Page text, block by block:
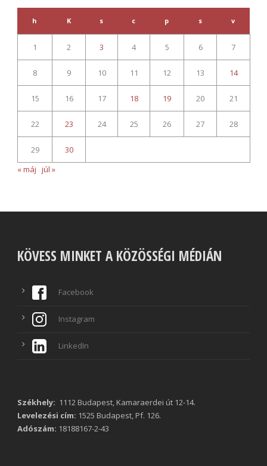
h K s c p s v
1 2 3 4 5 6 7
8 9 10 11 12 13 14
15 16 17 18 19 20 21
22 23 24 25 26 27 28
29
30
« máj júl »
KÖVESS MINKET A KÖZÖSSÉGI MÉDIÁN
Facebook
Instagram
LinkedIn
Székhely: 1112 Budapest, Kamaraerdei út 12-14.
Levelezési cím: 1525 Budapest, Pf. 126.
Adószám: 18188167-2-43